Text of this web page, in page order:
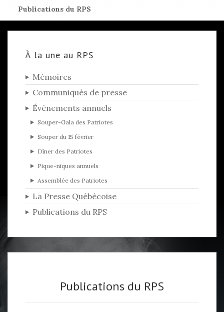
Publications du RPS
À la une au RPS
Mémoires
Communiqués de presse
Évènements annuels
Souper-Gala des Patriotes
Souper du 15 février
Dîner des Patriotes
Pique-niques annuels
Assemblée des Patriotes
La Presse Québécoise
Publications du RPS
Publications du RPS